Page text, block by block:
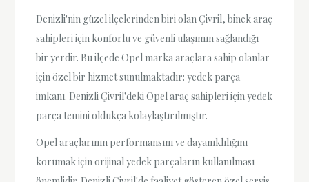
Denizli'nin güzel ilçelerinden biri olan Çivril, binek araç
sahipleri için konforlu ve güvenli ulaşımın sağlandığı
bir yerdir. Bu ilçede Opel marka araçlara sahip olanlar
için özel bir hizmet sunulmaktadır: yedek parça
imkanı. Denizli Çivril'deki Opel araç sahipleri için yedek
parça temini oldukça kolaylaştırılmıştır.
Opel araçlarının performansını ve dayanıklılığını
korumak için orijinal yedek parçaların kullanılması